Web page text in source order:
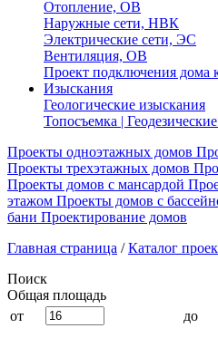
Отопление, ОВ
Наружные сети, НВК
Электрические сети, ЭС
Вентиляция, ОВ
Проект подключения дома
Изыскания
Геологические изыскания
Топосъемка |
Проекты одноэтажных домов
Проекты трехэтажных домов
Проекты домов с мансардой
этажом Проекты домов с
бани Проектирование домов
Главная страница / Каталог
Поиск
Общая площадь
от
до